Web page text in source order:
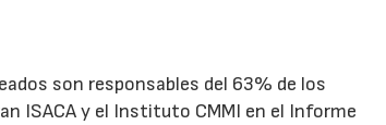
son responsables del 63% de los
ISACA y el Instituto CMMI en el Informe